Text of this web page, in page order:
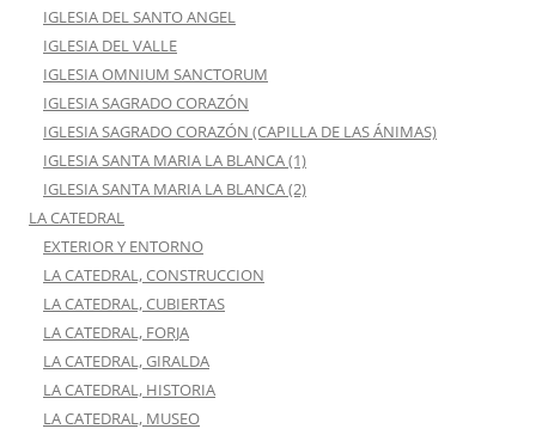
IGLESIA DEL SANTO ANGEL
IGLESIA DEL VALLE
IGLESIA OMNIUM SANCTORUM
IGLESIA SAGRADO CORAZÓN
IGLESIA SAGRADO CORAZÓN (CAPILLA DE LAS ÁNIMAS)
IGLESIA SANTA MARIA LA BLANCA (1)
IGLESIA SANTA MARIA LA BLANCA (2)
LA CATEDRAL
EXTERIOR Y ENTORNO
LA CATEDRAL, CONSTRUCCION
LA CATEDRAL, CUBIERTAS
LA CATEDRAL, FORJA
LA CATEDRAL, GIRALDA
LA CATEDRAL, HISTORIA
LA CATEDRAL, MUSEO